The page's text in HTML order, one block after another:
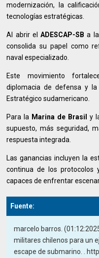
modernización, la
tecnologías estratégicas.
Al abrir elADESCAP-SB a
consolida su papel como
naval especializado.
Este movimiento
diplomacia de defensa y la
Estratégico sudamericano.
Para la Marina de Brasil y
supuesto, más seguridad,
respuesta integrada.
Las ganancias incluyen la
continua de los protocolos
capaces de enfrentar
Fuente:
marcelo barros.
militares chilenos para un
escape de submarino. .